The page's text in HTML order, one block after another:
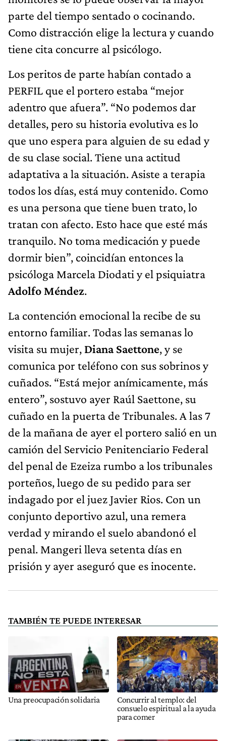
parte del tiempo sentado o cocinando.
Como distracción elige la lectura y cuando
tiene cita concurre al psicólogo.
Los peritos de parte habían contado a
PERFIL que el portero estaba “mejor
adentro que afuera”. “No podemos dar
detalles, pero su historia evolutiva es lo
que uno espera para alguien de su edad y
de su clase social. Tiene una actitud
adaptativa a la situación. Asiste a terapia
todos los días, está muy contenido. Como
es una persona que tiene buen trato, lo
tratan con afecto. Esto hace que esté más
tranquilo. No toma medicación y puede
dormir bien”, coincidían entonces la
psicóloga Marcela Diodati y el psiquiatra
Adolfo Méndez.
La contención emocional la recibe de su
entorno familiar. Todas las semanas lo
visita su mujer, Diana Saettone, y se
comunica por teléfono con sus sobrinos y
cuñados. “Está mejor anímicamente, más
entero”, sostuvo ayer Raúl Saettone, su
cuñado en la puerta de Tribunales. A las 7
de la mañana de ayer el portero salió en un
camión del Servicio Penitenciario Federal
del penal de Ezeiza rumbo a los tribunales
porteños, luego de su pedido para ser
indagado por el juez Javier Rios. Con un
conjunto deportivo azul, una remera
verdad y mirando el suelo abandonó el
penal. Mangeri lleva setenta días en
prisión y ayer aseguró que es inocente.
TAMBIÉN TE PUEDE INTERESAR
Una preocupación solidaria
Concurrir al templo: del
consuelo espiritual a la ayuda
para comer